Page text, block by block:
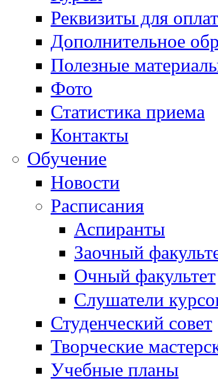
Реквизиты для
Дополнительное
Полезные
Фото
Статистика приема
Контакты
Обучение
Новости
Расписания
Аспиранты
Заочный
Очный факультет
Слушатели
Студенческий совет
Творческие
Учебные планы